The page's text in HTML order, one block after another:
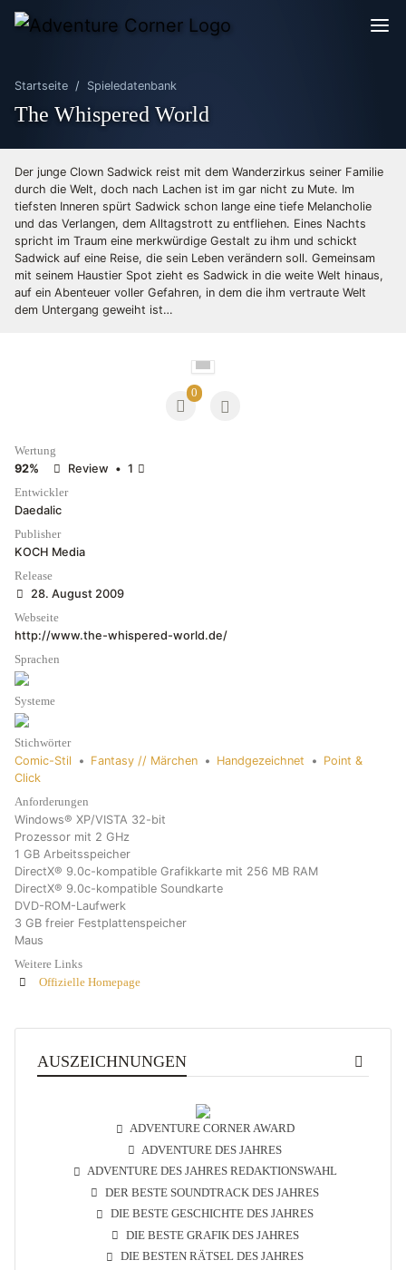
Startseite Spieledatenbank
The Whispered World
Der junge Clown Sadwick reist mit dem Wanderzirkus seiner Familie
durch die Welt, doch nach Lachen ist im gar nicht zu Mute. Im
tiefsten Inneren spürt Sadwick schon lange eine tiefe Melancholie
und das Verlangen, dem Alltagstrott zu entfliehen. Eines Nachts
spricht im Traum eine merkwürdige Gestalt zu ihm und schickt
Sadwick auf eine Reise, die sein Leben verändern soll. Gemeinsam
mit seinem Haustier Spot zieht es Sadwick in die weite Welt hinaus,
auf ein Abenteuer voller Gefahren, in dem die ihm vertraute Welt
dem Untergang geweiht ist…
0
Wertung
92% Review • 1
Entwickler
Daedalic
Publisher
KOCH Media
Release
28. August 2009
Webseite
http://www.the-whispered-world.de/
Sprachen
Systeme
Stichwörter
Comic-Stil • Fantasy // Märchen • Handgezeichnet • Point &
Click
Anforderungen
Windows® XP/VISTA 32-bit
Prozessor mit 2 GHz
1 GB Arbeitsspeicher
DirectX® 9.0c-kompatible Grafikkarte mit 256 MB RAM
DirectX® 9.0c-kompatible Soundkarte
DVD-ROM-Laufwerk
3 GB freier Festplattenspeicher
Maus
Weitere Links
Offizielle Homepage
AUSZEICHNUNGEN
ADVENTURE CORNER AWARD
ADVENTURE DES JAHRES
ADVENTURE DES JAHRES REDAKTIONSWAHL
DER BESTE SOUNDTRACK DES JAHRES
DIE BESTE GESCHICHTE DES JAHRES
DIE BESTE GRAFIK DES JAHRES
DIE BESTEN RÄTSEL DES JAHRES